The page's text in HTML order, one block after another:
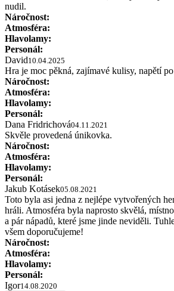
nudil.
Náročnost:
Atmosféra:
Hlavolamy:
Personál:
David10.04.2025
Hra je moc pěkná, zajímavé kulisy, napětí
Náročnost:
Atmosféra:
Hlavolamy:
Personál:
Dana Fridrichová04.11.2021
Skvěle provedená únikovka.
Náročnost:
Atmosféra:
Hlavolamy:
Personál:
Jakub Kotásek05.08.2021
Toto byla asi jedna z nejlépe vytvořených
hráli. Atmosféra byla naprosto skvělá,
a pár nápadů, které jsme jinde neviděli.
všem doporučujeme!
Náročnost:
Atmosféra:
Hlavolamy:
Personál:
Igor14.08.2020